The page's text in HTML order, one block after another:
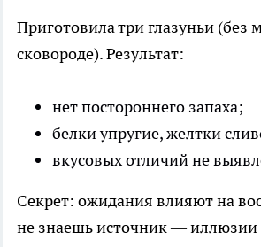
Приготовила три глазуньи (без
сковороде). Результат:
нет постороннего запаха;
белки упругие, желтки
вкусовых отличий не
Секрет: ожидания влияют на
не знаешь источник — иллюзии